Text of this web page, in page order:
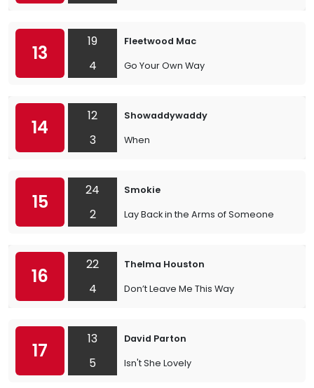
13
19
4
Fleetwood Mac
Go Your Own Way
14
12
3
Showaddywaddy
When
15
24
2
Smokie
Lay Back in the Arms of Someone
16
22
4
Thelma Houston
Don’t Leave Me This Way
17
13
5
David Parton
Isn't She Lovely